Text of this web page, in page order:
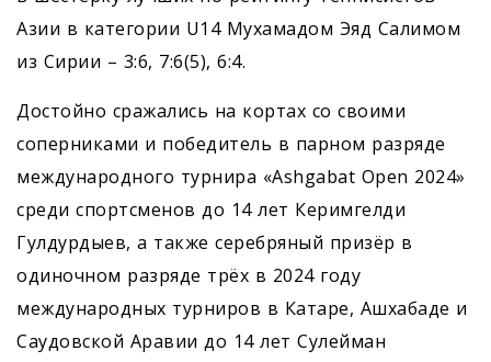
Азии в категории U14 Мухамадом Эяд Салимом
из Сирии – 3:6, 7:6(5), 6:4.
Достойно сражались на кортах со своими
соперниками и победитель в парном разряде
международного турнира «Ashgabat Open 2024»
среди спортсменов до 14 лет Керимгелди
Гулдурдыев, а также серебряный призёр в
одиночном разряде трёх в 2024 году
международных турниров в Катаре, Ашхабаде и
Саудовской Аравии до 14 лет Сулейман